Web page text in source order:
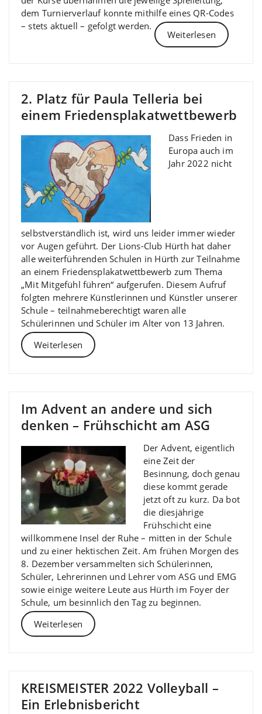
dem Turnierverlauf konnte mithilfe eines QR-Codes
– stets aktuell – gefolgt werden.
Weiterlesen
2. Platz für Paula Telleria bei
einem Friedensplakatwettbewerb
Dass Frieden in
Europa auch im
Jahr 2022 nicht
selbstverständlich ist, wird uns leider immer wieder
vor Augen geführt. Der Lions-Club Hürth hat daher
alle weiterführenden Schulen in Hürth zur Teilnahme
an einem Friedensplakatwettbewerb zum Thema
„Mit Mitgefühl führen“ aufgerufen. Diesem Aufruf
folgten mehrere Künstlerinnen und Künstler unserer
Schule – teilnahmeberechtigt waren alle
Schülerinnen und Schüler im Alter von 13 Jahren.
Weiterlesen
Im Advent an andere und sich
denken – Frühschicht am ASG
Der Advent, eigentlich
eine Zeit der
Besinnung, doch genau
diese kommt gerade
jetzt oft zu kurz. Da bot
die diesjährige
Frühschicht eine
willkommene Insel der Ruhe – mitten in der Schule
und zu einer hektischen Zeit. Am frühen Morgen des
8. Dezember versammelten sich Schülerinnen,
Schüler, Lehrerinnen und Lehrer vom ASG und EMG
sowie einige weitere Leute aus Hürth im Foyer der
Schule, um besinnlich den Tag zu beginnen.
Weiterlesen
KREISMEISTER 2022 Volleyball –
Ein Erlebnisbericht